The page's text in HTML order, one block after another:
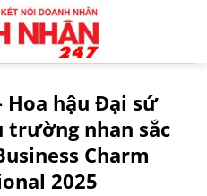
Hoa hậu Đại sứ
trường nhan sắc
Charm
2025